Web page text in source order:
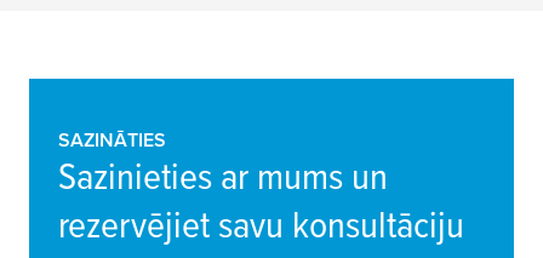
SAZINĀTIES
Sazinieties ar mums un
rezervējiet savu konsultāciju